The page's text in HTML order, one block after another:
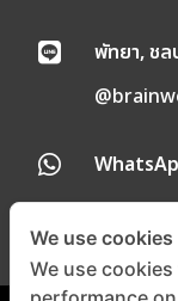

พัทยา, ชล

We use cookies
We use